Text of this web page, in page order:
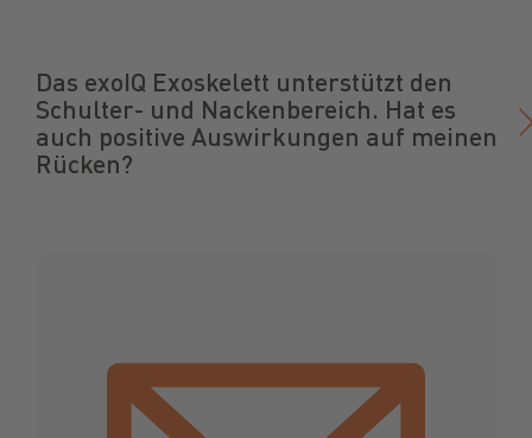
Das exoIQ Exoskelett unterstützt den
Schulter- und Nackenbereich. Hat es
auch positive Auswirkungen auf meinen
Rücken?